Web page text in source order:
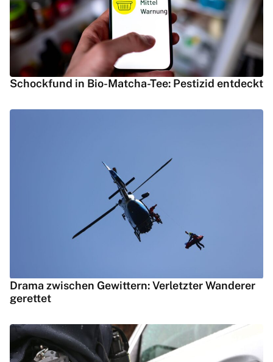
Schockfund in Bio-Matcha-Tee: Pestizid entdeckt
Drama zwischen Gewittern: Verletzter Wanderer
gerettet